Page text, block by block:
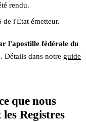
rendu.
l'État émetteur.
l'apostille fédérale du
Détails dans notre guide
que nous
Registres